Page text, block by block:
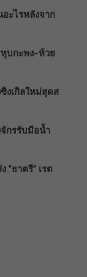
ะไรหลังจาก
บกะพง–ห้วย
งเกิลใหม่สุดส
จักรรับมือน้ำ
ธาตรี” เรต